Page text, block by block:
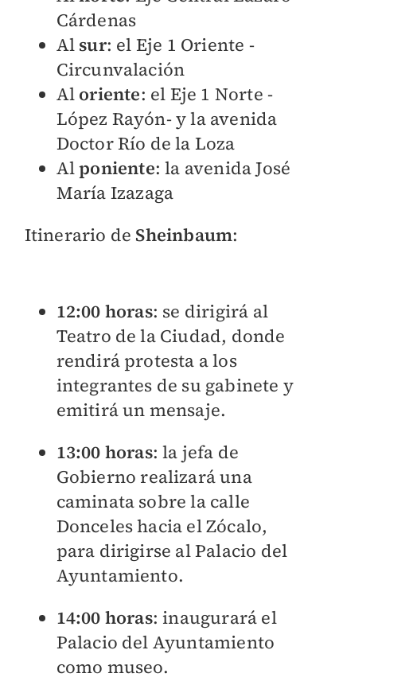
Cárdenas
Al sur: el Eje 1 Oriente -
Circunvalación
Al oriente: el Eje 1 Norte -
López Rayón- y la avenida
Doctor Río de la Loza
Alponiente: la avenida José
María Izazaga
Itinerario de Sheinbaum:
12:00 horas: se dirigirá al
Teatro de la Ciudad, donde
rendirá protesta a los
integrantes de su gabinete y
emitirá un mensaje.
13:00 horas: la jefa de
Gobierno realizará una
caminata sobre la calle
Donceles hacia el Zócalo,
para dirigirse al Palacio del
Ayuntamiento.
14:00 horas: inaugurará el
Palacio del Ayuntamiento
como museo.